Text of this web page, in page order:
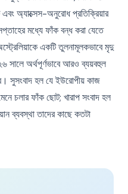
অ্যাক্সেস-অনুরোধ প্রতিক্রিয়ার
মধ্যে ফাঁক বন্ধ করা যেতে
একটি তুলনামূলকভাবে মৃদু
সালে অর্থপূর্ণভাবে আরও ব্যয়বহুল
সুসংবাদ হল যে ইউরোপীয় কাজ
চলার ফাঁক ছোট; খারাপ সংবাদ হল
ব্যবস্থা তাদের কাছে কতটা